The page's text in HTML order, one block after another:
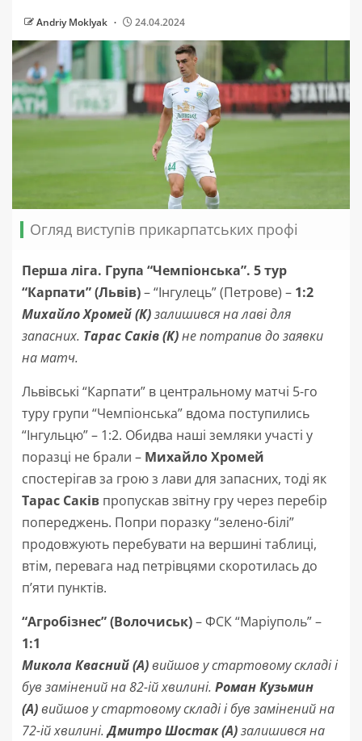
Andriy Moklyak 24.04.2024
Огляд виступів прикарпатських профі
Перша ліга. Група “Чемпіонська”. 5 тур
“Карпати” (Львів)– “Інгулець” (Петрове) – 1:2
Михайло Хромей (К)залишився на лаві для
запасних. Тарас Саків (К)не потрапив до заявки
на матч.
Львівські “Карпати” в центральному матчі 5-го
туру групи “Чемпіонська” вдома поступились
“Інгульцю” – 1:2. Обидва наші земляки участі у
поразці не брали – Михайло Хромей
спостерігав за грою з лави для запасних, тоді як
Тарас Саків пропускав звітну гру через перебір
попереджень. Попри поразку “зелено-білі”
продовжують перебувати на вершині таблиці,
втім, перевага над петрівцями скоротилась до
п’яти пунктів.
“Агробізнес”(Волочиськ)– ФСК “Маріуполь” –
1:1
Микола Квасний (А)вийшов у стартовому складі і
був замінений на 82-ій хвилині. Роман Кузьмин
(А)вийшов у стартовому складі і був замінений на
72-ій хвилині. Дмитро Шостак (А)залишився на